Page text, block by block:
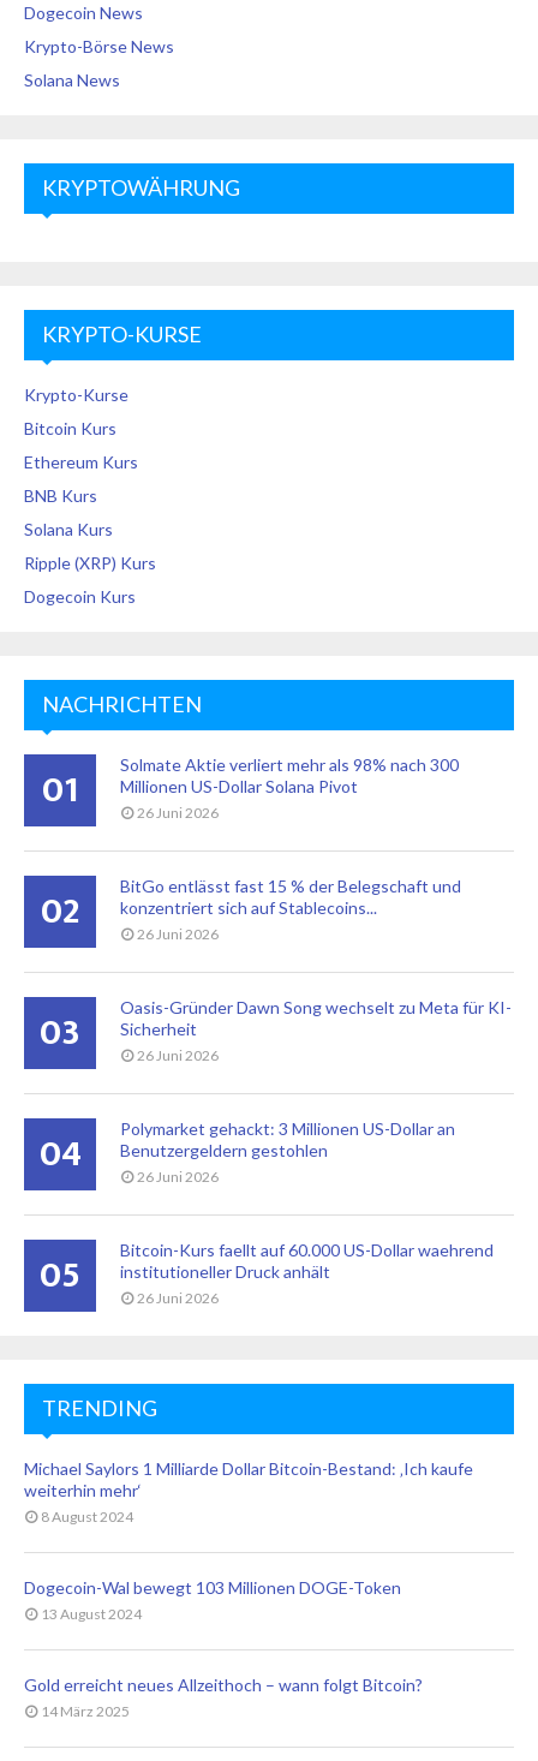
Dogecoin News
Krypto-Börse News
Solana News
KRYPTOWÄHRUNG
KRYPTO-KURSE
Krypto-Kurse
Bitcoin Kurs
Ethereum Kurs
BNB Kurs
Solana Kurs
Ripple (XRP) Kurs
Dogecoin Kurs
NACHRICHTEN
01
Solmate Aktie verliert mehr als 98% nach 300
Millionen US-Dollar Solana Pivot
26 Juni 2026
02
BitGo entlässt fast 15 % der Belegschaft und
konzentriert sich auf Stablecoins...
26 Juni 2026
03
Oasis-Gründer Dawn Song wechselt zu Meta für KI-
Sicherheit
26 Juni 2026
04
Polymarket gehackt: 3 Millionen US-Dollar an
Benutzergeldern gestohlen
26 Juni 2026
05
Bitcoin-Kurs faellt auf 60.000 US-Dollar waehrend
institutioneller Druck anhält
26 Juni 2026
TRENDING
Michael Saylors 1 Milliarde Dollar Bitcoin-Bestand: ‚Ich kaufe
weiterhin mehr‘
8 August 2024
Dogecoin-Wal bewegt 103 Millionen DOGE-Token
13 August 2024
Gold erreicht neues Allzeithoch – wann folgt Bitcoin?
14 März 2025